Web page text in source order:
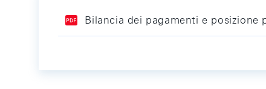
Bilancia dei pagamenti e posizione